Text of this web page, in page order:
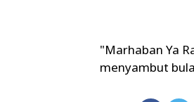
"Marhaban Ya
menyambut